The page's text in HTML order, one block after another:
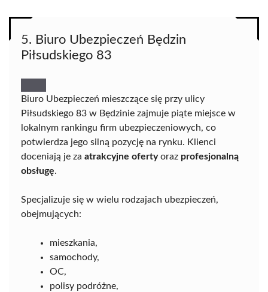
5. Biuro Ubezpieczeń Będzin
Piłsudskiego 83
Biuro Ubezpieczeń mieszczące się przy ulicy
Piłsudskiego 83 w Będzinie zajmuje piąte miejsce w
lokalnym rankingu firm ubezpieczeniowych, co
potwierdza jego silną pozycję na rynku. Klienci
doceniają je za atrakcyjne ofertyoraz profesjonalną
obsługę.
Specjalizuje się w wielu rodzajach ubezpieczeń,
obejmujących:
mieszkania,
samochody,
OC,
polisy podróżne,